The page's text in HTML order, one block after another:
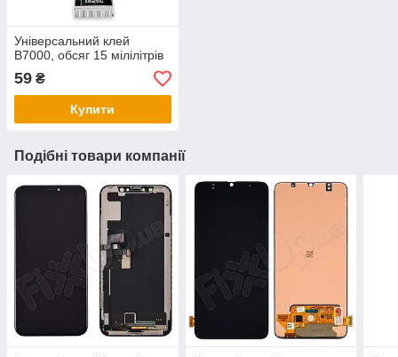
Універсальний клей
B7000, обсяг 15 мілілітрів
59 ₴
Купити
Подібні товари компанії